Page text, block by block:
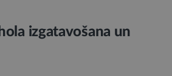
izgatavošana un